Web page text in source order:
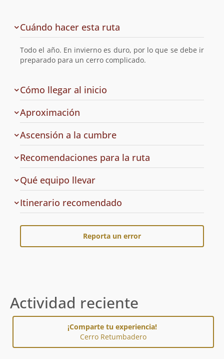
de
la
ruta
Cuándo hacer esta ruta
Todo el año. En invierno es duro, por lo que se debe ir
preparado para un cerro complicado.
Cómo llegar al inicio
la
Aproximación
Ascensión a la cumbre
Recomendaciones para la ruta
Qué equipo llevar
Cuál
es
Itinerario recomendado
Reporta un error
Actividad reciente
¡Comparte tu experiencia!
Cerro Retumbadero